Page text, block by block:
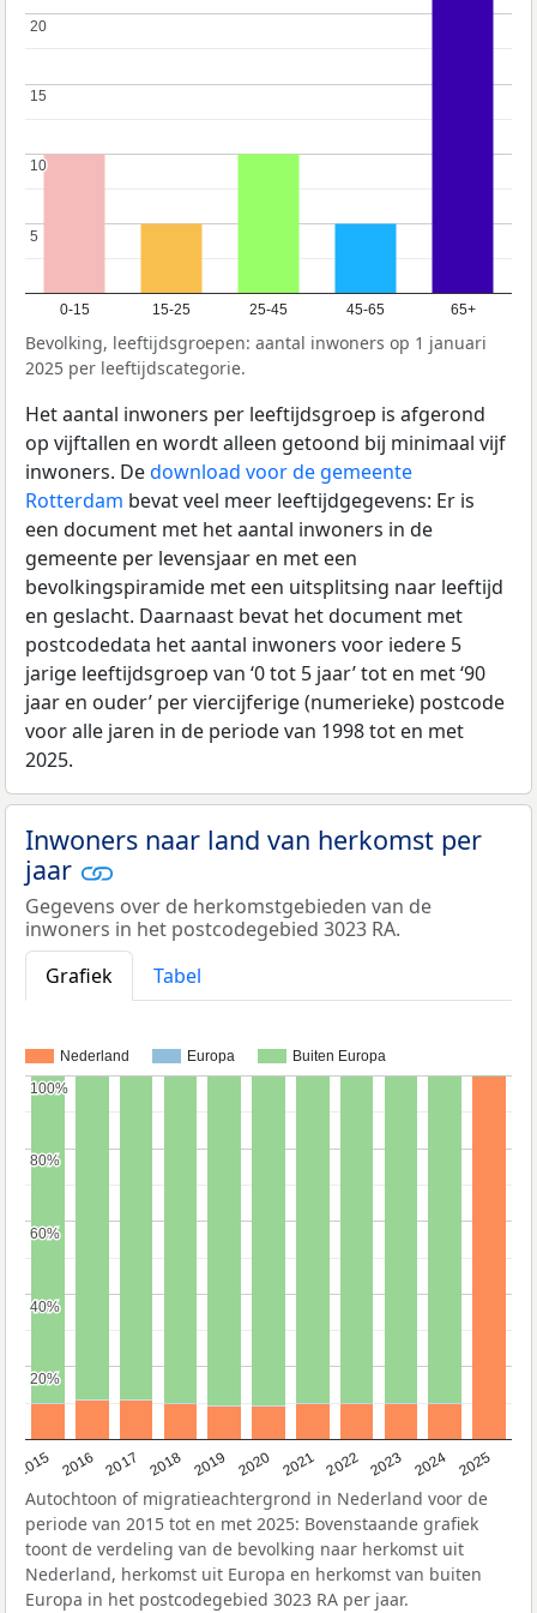
0-15 15-25 25-45 45-65 65+
5
5
10
10
15
15
20
20
Bevolking, leeftijdsgroepen: aantal inwoners op 1 januari
2025 per leeftijdscategorie.
Het aantal inwoners per leeftijdsgroep is afgerond
op vijftallen en wordt alleen getoond bij minimaal vijf
inwoners. Dedownload voor de gemeente
Rotterdam bevat veel meer leeftijdgegevens: Er is
een document met het aantal inwoners in de
gemeente per levensjaar en met een
bevolkingspiramide met een uitsplitsing naar leeftijd
en geslacht. Daarnaast bevat het document met
postcodedata het aantal inwoners voor iedere 5
jarige leeftijdsgroep van ‘0 tot 5 jaar’ tot en met ‘90
jaar en ouder’ per viercijferige (numerieke) postcode
voor alle jaren in de periode van 1998 tot en met
2025.
Inwoners naar land van herkomst per
jaar
Gegevens over de herkomstgebieden van de
inwoners in het postcodegebied 3023 RA.
Grafiek
Tabel
Nederland Europa Buiten Europa
2015 2016 2017 2018 2019 2020 2021 2022 2023 2024 2025
20%
20%
40%
40%
60%
60%
80%
80%
100%
100%
Autochtoon of migratieachtergrond in Nederland voor de
periode van 2015 tot en met 2025: Bovenstaande grafiek
toont de verdeling van de bevolking naar herkomst uit
Nederland, herkomst uit Europa en herkomst van buiten
Europa in het postcodegebied 3023 RA per jaar.